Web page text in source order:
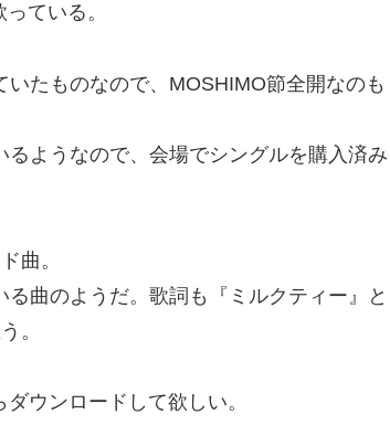
ている。
たものなので、MOSHIMO節全開なのも
ようなので、会場でシングルを購入済み
曲。
曲のようだ。歌詞も『ミルクティー』と
。
ウンロードして欲しい。